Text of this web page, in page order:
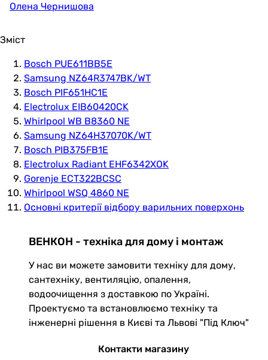
Олена Чернишова
Зміст
Bosch PUE611BB5E
Samsung NZ64R3747BK/WT
Bosch PIF651HC1E
Electrolux EIB60420CK
Whirlpool WB B8360 NE
Samsung NZ64H37070K/WT
Bosch PIB375FB1E
Electrolux Radiant EHF6342XOK
Gorenje ECT322BCSC
Whirlpool WSQ 4860 NE
Основні критерії відбору варильних поверхонь
ВЕНКОН - техніка для дому і монтаж
У нас ви можете замовити техніку для дому,
сантехніку, вентиляцію, опалення,
водоочищення з доставкою по Україні.
Проектуємо та встановлюємо техніку та
інженерні рішення в Києві та Львові "Під Ключ"
Контакти магазину